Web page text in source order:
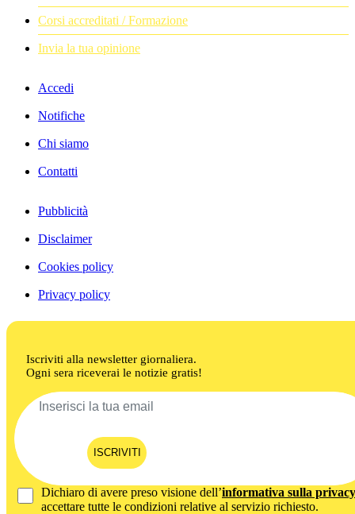
Corsi accreditati / Formazione
Invia la tua opinione
Accedi
Notifiche
Chi siamo
Contatti
Pubblicità
Disclaimer
Cookies policy
Privacy policy
Iscriviti alla newsletter giornaliera.
Ogni sera riceverai le notizie gratis!
ISCRIVITI
Dichiaro di avere preso visione dell’informativa sulla privacy
accettare tutte le condizioni relative al servizio richiesto.